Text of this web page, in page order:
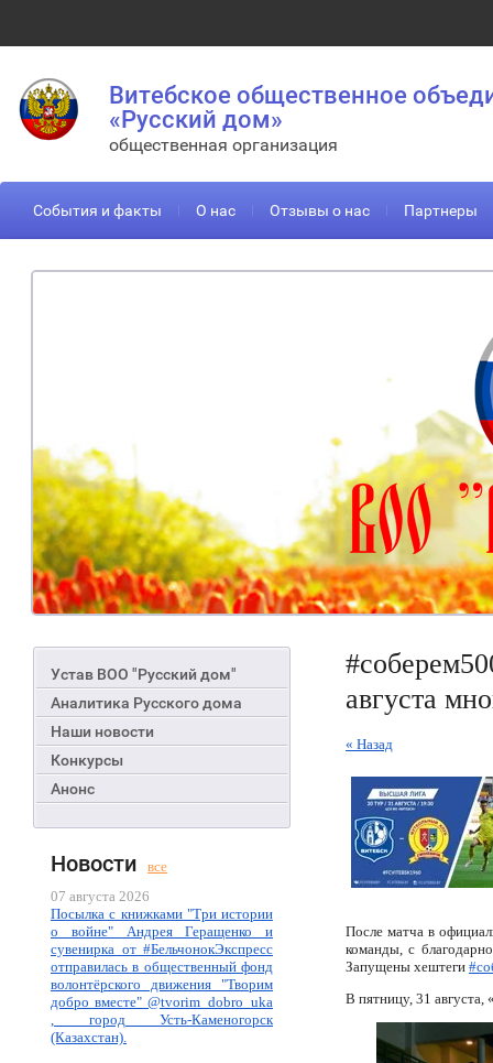
Витебское общественное
«Русский дом»
общественная организация
События и факты О нас Отзывы о нас Партнеры
Устав ВОО "Русский дом"
Аналитика Русского дома
Наши новости
Конкурсы
Анонс
Новости
все
07 августа 2026
Посылка с книжками "Три истории
о войне" Андрея Геращенко и
сувенирка от #БельчонокЭкспресс
отправилась в общественный фонд
волонтёрского движения "Творим
добро вместе" @tvorim_dobro_uka
, город Усть-Каменогорск
(Казахстан).
августа
« Назад
После матча в
команды, с
Запущены хештеги
В пятницу, 31